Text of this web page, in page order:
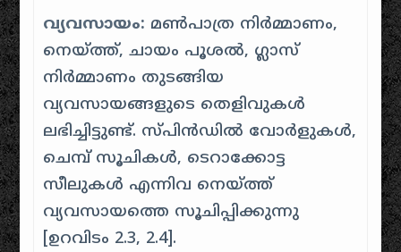
വ്യവസായം: മൺപാത്ര നിർമ്മാണം,
നെയ്ത്ത്, ചായം പൂശൽ, ഗ്ലാസ്
നിർമ്മാണം തുടങ്ങിയ
വ്യവസായങ്ങളുടെ തെളിവുകൾ
ലഭിച്ചിട്ടുണ്ട്. സ്പിൻഡിൽ വോർളുകൾ,
ചെമ്പ് സൂചികൾ, ടെറാക്കോട്ട
സീലുകൾ എന്നിവ നെയ്ത്ത്
വ്യവസായത്തെ സൂചിപ്പിക്കുന്നു
ഉറവിടം 2.3, 2.4].